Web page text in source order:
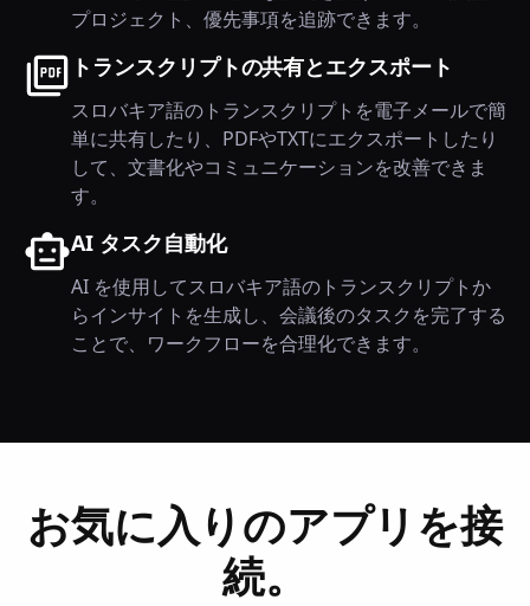
プロジェクト、優先事項を追跡できます。
トランスクリプトの共有とエクスポート
スロバキア語のトランスクリプトを電子メールで簡
単に共有したり、PDFやTXTにエクスポートしたり
して、文書化やコミュニケーションを改善できま
す。
AI タスク自動化
AI を使用してスロバキア語のトランスクリプトか
らインサイトを生成し、会議後のタスクを完了する
ことで、ワークフローを合理化できます。
お気に入りのアプリを接
続。